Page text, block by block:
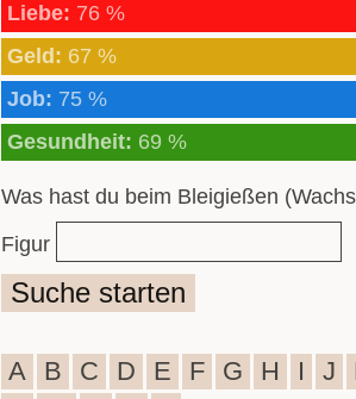
Liebe: 76 %
Geld: 67 %
Job: 75 %
Gesundheit: 69 %
Was hast du beim Bleigießen
Figur
Suche starten
A B C D E F G H I J